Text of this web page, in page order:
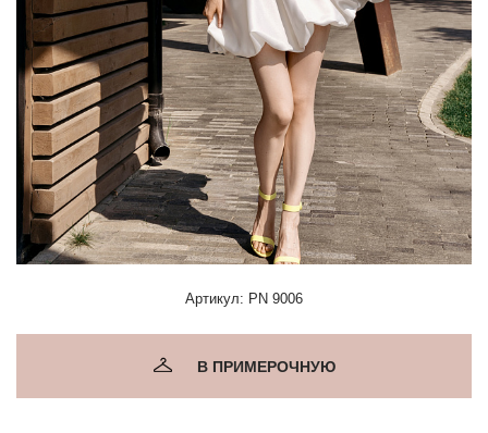
Артикул: PN 9006
В ПРИМЕРОЧНУЮ